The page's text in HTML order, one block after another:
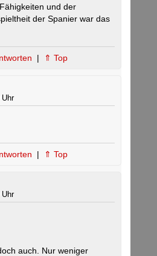
und der
der Spanier war das
| ⇑ Top
| ⇑ Top
auch. Nur weniger